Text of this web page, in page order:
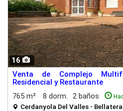
16
Venta de Complejo
Residencial y Restaurante
765 m²
8 dorm. 2 baños
Cerdanyola Del Valles - Bellatera.